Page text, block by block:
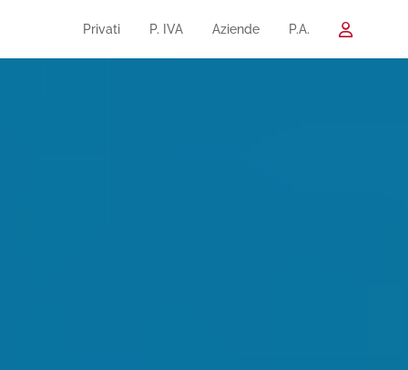
Privati P. IVA Aziende P.A.